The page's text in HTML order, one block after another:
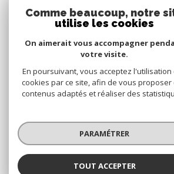
Nous suivre
© 2026 | Tous droits
Nos honoraires
Nos partenaires
Comme beaucoup, notre
utilise les cookies
On aimerait vous accompagner
votre visite.
En poursuivant, vous acceptez l'utilisation
cookies par ce site, afin de vous proposer
contenus adaptés et réaliser des
PARAMÉTRER
TOUT ACCEPTER